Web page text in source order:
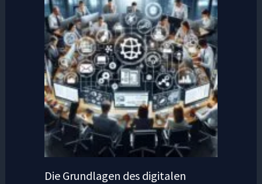
Die Grundlagen des digitalen